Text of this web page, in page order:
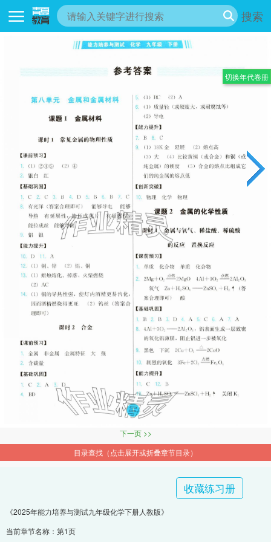
搜索
下一页 >>
目录查找（点击展开或折叠章节目录）
收藏练习册
《2025年能力培养与测试九年级化学下册人教版》
当前章节名称：第1页
切换年代卷册